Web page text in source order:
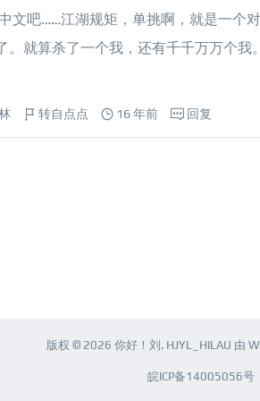
文吧……江湖规矩，单挑啊，就是一个
就算杀了一个我，还有千千万万个我
转自点点 16 年前 回复
版权 © 2026 你好！刘 . HJYL_HILAU 由
皖ICP备14005056号